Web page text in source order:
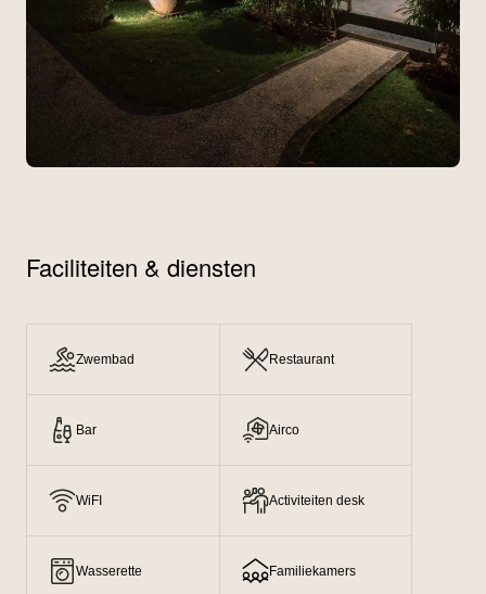
Faciliteiten & diensten
Zwembad Restaurant
Bar Airco
WiFI Activiteiten desk
Wasserette Familiekamers